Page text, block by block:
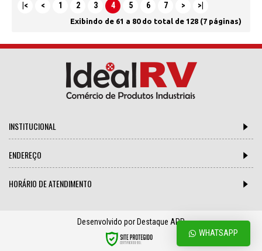
|< < 1 2 3 4 5 6 7 > >|
Exibindo de 61 a 80 do total de 128 (7 páginas)
INSTITUCIONAL
ENDEREÇO
HORÁRIO DE ATENDIMENTO
Desenvolvido por Destaque APP
WHATSAPP